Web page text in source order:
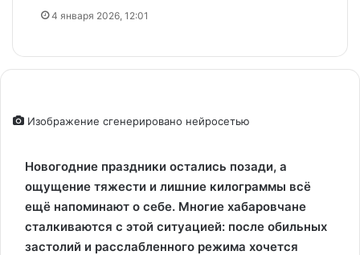
4 января 2026, 12:01
Изображение сгенерировано нейросетью
Новогодние праздники остались позади, а
ощущение тяжести и лишние килограммы всё
ещё напоминают о себе. Многие хабаровчане
сталкиваются с этой ситуацией: после обильных
застолий и расслабленного режима хочется